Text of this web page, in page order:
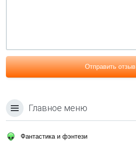
Отправить отзыв
Главное меню
Фантастика и фэнтези